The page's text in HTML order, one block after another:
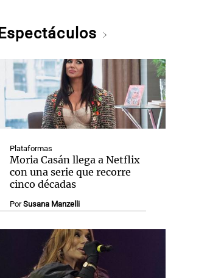
Espectáculos
Plataformas
Moria Casán llega a Netflix
con una serie que recorre
cinco décadas
PorSusana Manzelli